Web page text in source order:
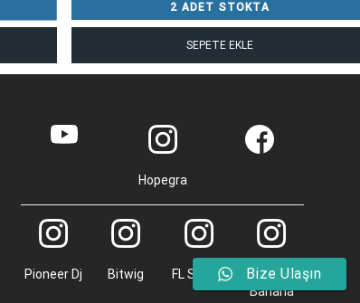
2 ADET STOKTA
SEPETE EKLE
Hopegra
Pioneer Dj Bitwig FL Studio
Monkey
Banana
Bize Ulaşın